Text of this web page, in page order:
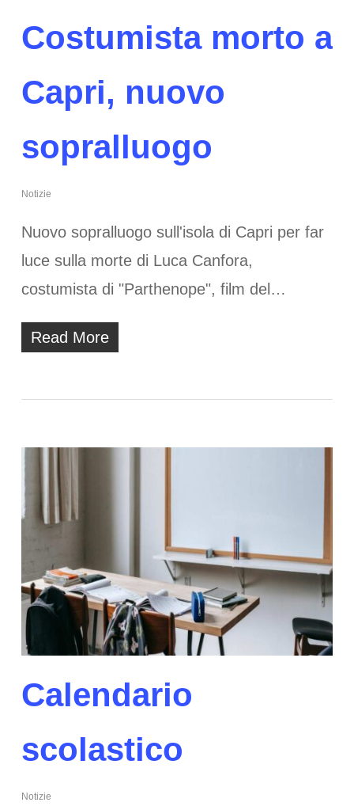
Costumista morto a
Capri, nuovo
sopralluogo
Notizie
Nuovo sopralluogo sull'isola di Capri per far
luce sulla morte di Luca Canfora,
costumista di "Parthenope", film del…
Read More
Calendario
scolastico
Notizie